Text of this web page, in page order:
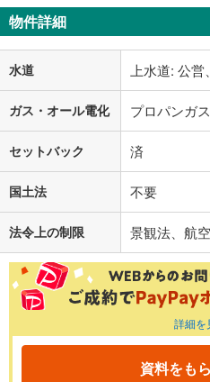
物件詳細
水道 上水道: 公
ガス・オール電化 プロパンガス
セットバック 済
国土法 不要
法令上の制限 景観法、航
詳細を
資料をも